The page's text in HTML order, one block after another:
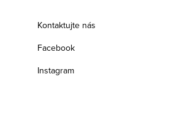
Kontaktujte nás
Facebook
Instagram